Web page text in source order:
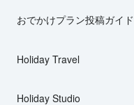
おでかけプラン投稿ガイ
Holiday Travel
Holiday Studio